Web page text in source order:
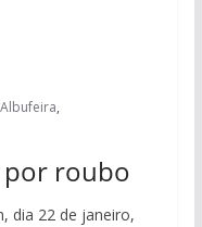
Albufeira,
por roubo
dia 22 de janeiro,